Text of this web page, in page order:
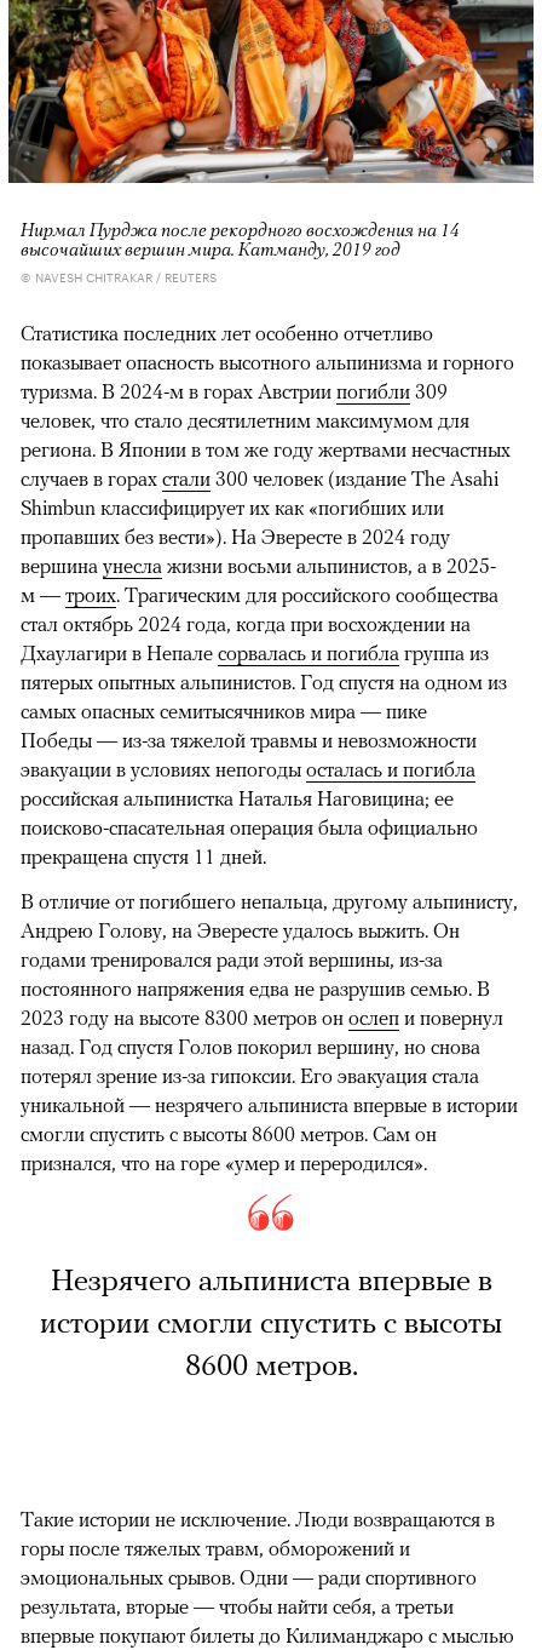
Нирмал Пурджа после рекордного восхождения на 14
высочайших вершин мира. Катманду, 2019 год
© NAVESH CHITRAKAR / REUTERS
Статистика последних лет особенно отчетливо
показывает опасность высотного альпинизма и горного
туризма. В 2024-м в горах Австрии погибли 309
человек, что стало десятилетним максимумом для
региона. В Японии в том же году жертвами несчастных
случаев в горах стали 300 человек (издание The Asahi
Shimbun классифицирует их как «погибших или
пропавших без вести»). На Эвересте в 2024 году
вершина унесла жизни восьми альпинистов, а в 2025-
м — троих. Трагическим для российского сообщества
стал октябрь 2024 года, когда при восхождении на
Дхаулагири в Непале сорвалась и погибла группа из
пятерых опытных альпинистов. Год спустя на одном из
самых опасных семитысячников мира — пике
Победы — из-за тяжелой травмы и невозможности
эвакуации в условиях непогоды осталась и погибла
российская альпинистка Наталья Наговицина; ее
поисково-спасательная операция была официально
прекращена спустя 11 дней.
В отличие от погибшего непальца, другому альпинисту,
Андрею Голову, на Эвересте удалось выжить. Он
годами тренировался ради этой вершины, из-за
постоянного напряжения едва не разрушив семью. В
2023 году на высоте 8300 метров он ослеп и повернул
назад. Год спустя Голов покорил вершину, но снова
потерял зрение из-за гипоксии. Его эвакуация стала
уникальной — незрячего альпиниста впервые в истории
смогли спустить с высоты 8600 метров. Сам он
признался, что на горе «умер и переродился».
Незрячего альпиниста впервые в
истории смогли спустить с высоты
8600 метров.
Такие истории не исключение. Люди возвращаются в
горы после тяжелых травм, обморожений и
эмоциональных срывов. Одни — ради спортивного
результата, вторые — чтобы найти себя, а третьи
впервые покупают билеты до Килиманджаро с мыслью